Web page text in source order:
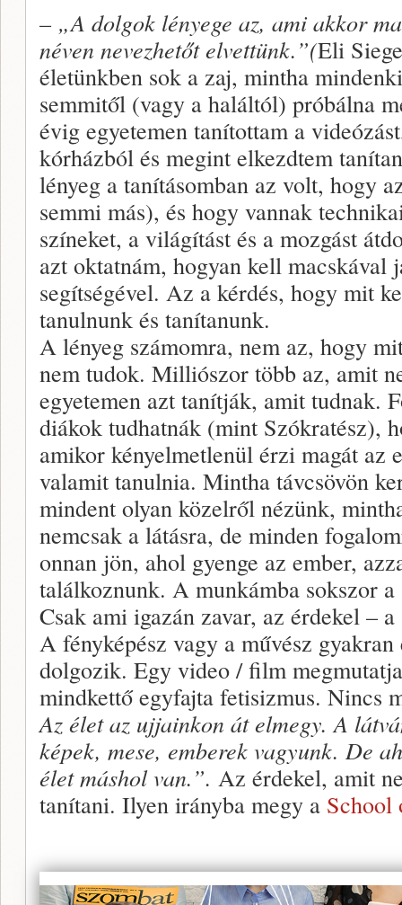
– „A dolgok lényege az, ami akkor
néven nevezhetőt elvettünk.”(Eli
életünkben sok a zaj, mintha
semmitől (vagy a haláltól) próbálna
évig egyetemen tanítottam a
kórházból és megint elkezdtem
lényeg a tanításomban az volt, hogy
semmi más), és hogy vannak
színeket, a világítást és a mozgást
azt oktatnám, hogyan kell macskával
segítségével. Az a kérdés, hogy mit
tanulnunk és tanítanunk.
A lényeg számomra, nem az, hogy
nem tudok. Milliószor több az, amit
egyetemen azt tanítják, amit tudnak.
diákok tudhatnák (mint Szókratész),
amikor kényelmetlenül érzi magát az
valamit tanulnia. Mintha távcsövön
mindent olyan közelről nézünk,
nemcsak a látásra, de minden
onnan jön, ahol gyenge az ember,
találkoznunk. A munkámba sokszor
Csak ami igazán zavar, az érdekel –
A fényképész vagy a művész
dolgozik. Egy video / film
mindkettő egyfajta fetisizmus. Nincs
Az élet az ujjainkon át elmegy. A
képek, mese, emberek vagyunk. De
élet máshol van.”. Az érdekel, amit
tanítani. Ilyen irányba megy a School